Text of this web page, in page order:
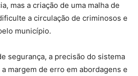
mas a criação de uma malha de
a circulação de criminosos e
município.
segurança, a precisão do sistema
margem de erro em abordagens e